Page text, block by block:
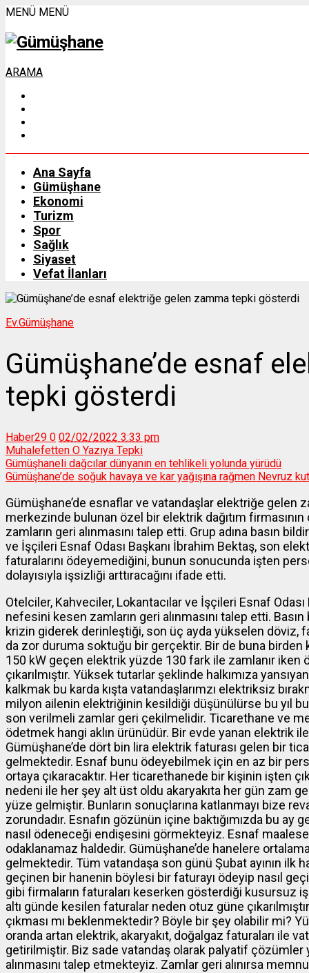
MENÜ MENÜ
ARAMA
Ana Sayfa
Gümüşhane
Ekonomi
Turizm
Spor
Sağlık
Siyaset
Vefat İlanları
Ev.Gümüşhane
Gümüşhane’de esnaf
tepki gösterdi
Haber29 0 02/02/2022 3:33 pm
Muhalefetten O Yazıya Tepki
Gümüşhaneli dağcılar dünyanın en tehlikeli yolunda yürüdü
Gümüşhane’de soğuk havaya ve kar yağışına rağmen Nevruz
Gümüşhane’de esnaflar ve vatandaşlar elektriğe
merkezinde bulunan özel bir elektrik dağıtım
zamların geri alınmasını talep etti. Grup adına basın
ve İşçileri Esnaf Odası Başkanı İbrahim Bektaş, son
faturalarını ödeyemediğini, bunun sonucunda işten
dolayısıyla işsizliği arttıracağını ifade etti.
Otelciler, Kahveciler, Lokantacılar ve İşçileri Esnaf
nefesini kesen zamların geri alınmasını talep etti.
krizin giderek derinleştiği, son üç ayda yükselen döviz,
da zor duruma soktuğu bir gerçektir. Bir de buna
150 kW geçen elektrik yüzde 130 fark ile zamlanır iken
çıkarılmıştır. Yüksek tutarlar şeklinde halkımıza
kalkmak bu karda kışta vatandaşlarımzı elektriksiz
milyon ailenin elektriğinin kesildiği düşünülürse bu yıl
son verilmeli zamlar geri çekilmelidir. Ticarethane ve
ödetmek hangi aklın ürünüdür. Bir evde yanan elektrik
Gümüşhane’de dört bin lira elektrik faturası gelen bir
gelmektedir. Esnaf bunu ödeyebilmek için en az bir
ortaya çıkaracaktır. Her ticarethanede bir kişinin işten
nedeni ile her şey alt üst oldu akaryakıta her gün zam
yüze gelmiştir. Bunların sonuçlarına katlanmayı bize
zorundadır. Esnafın gözünün içine baktığımızda bu
nasıl ödeneceği endişesini görmekteyiz. Esnaf
odaklanamaz haldedir. Gümüşhane’de hanelere
gelmektedir. Tüm vatandaşa son günü Şubat ayının ilk
geçinen bir hanenin böylesi bir faturayı ödeyip nasıl
gibi firmaların faturaları keserken gösterdiği
altı günde kesilen faturalar neden otuz güne
çıkması mı beklenmektedir? Böyle bir şey olabilir mi?
oranda artan elektrik, akaryakıt, doğalgaz faturaları ile
getirilmiştir. Biz sade vatandaş olarak palyatif
alınmasını talep etmekteyiz. Zamlar geri alınırsa